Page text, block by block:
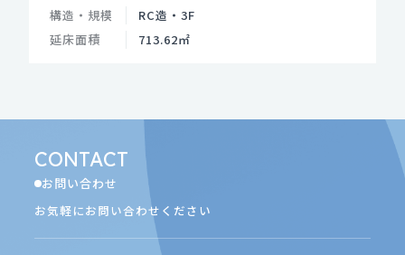
構造・規模
RC造・3F
延床面積
713.62㎡
CONTACT
お問い合わせ
お気軽にお問い合わせください